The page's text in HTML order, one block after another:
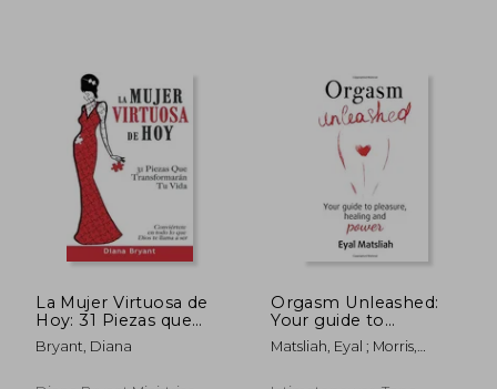
50%
dcto.
10%
dcto.
La Mujer Virtuosa de
Hoy: 31 Piezas que
Transformarán tu Vida
Bryant, Diana
Orgasm Unleashed:
Your guide to
pleasure, healing and
power (en Inglés)
Matsliah, Eyal ; Morris,